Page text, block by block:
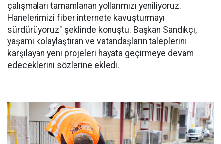
çalışmaları tamamlanan yollarımızı yeniliyoruz.
Hanelerimizi fiber internete kavuşturmayı
sürdürüyoruz" şeklinde konuştu. Başkan Sandıkçı,
yaşamı kolaylaştıran ve vatandaşların taleplerini
karşılayan yeni projeleri hayata geçirmeye devam
edeceklerini sözlerine ekledi.